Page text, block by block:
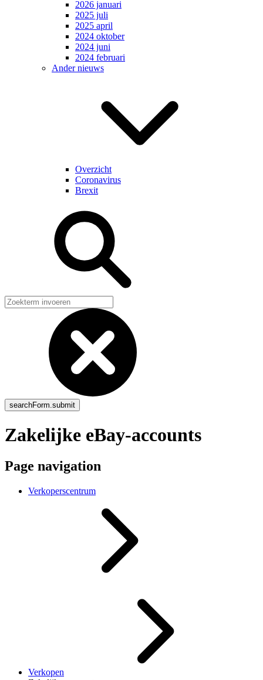
2026 januari
2025 juli
2025 april
2024 oktober
2024 juni
2024 februari
Ander nieuws
Overzicht
Coronavirus
Brexit
Zakelijke eBay-accounts
Page navigation
Verkoperscentrum
Verkopen